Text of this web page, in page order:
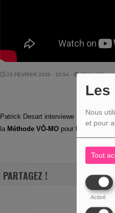
Les
Nous
et pour
Tout
Activé
23 FÉVRIER 2026 - 10:54 - 755VUES
Patrick Desart interviewe Mathilde du
la Méthode VÔ-MO pour la
PARTAGEZ !